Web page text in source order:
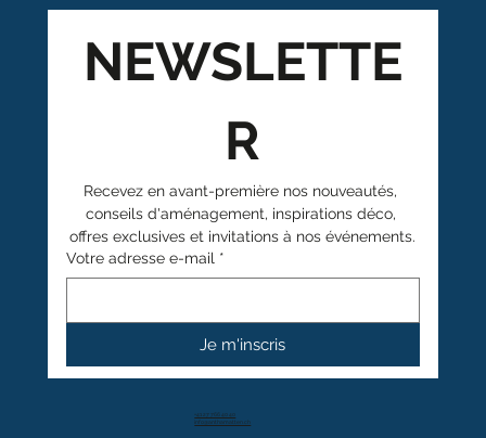
+41 27 766 40 40
info@anthamatten.ch
NEWSLETTE
R
Recevez en avant-première nos nouveautés,
conseils d'aménagement, inspirations déco,
offres exclusives et invitations à nos événements.
Votre adresse e-mail *
Je m'inscris